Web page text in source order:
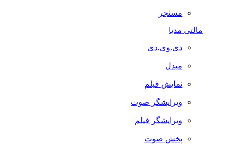
مسنجر
مالتی مدیا
دی.وی.دی
مبدل
نمایش فیلم
ویرایشگر صوت
ویرایشگر فیلم
پخش صوت